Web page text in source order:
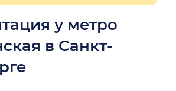
у метро
в Санкт-